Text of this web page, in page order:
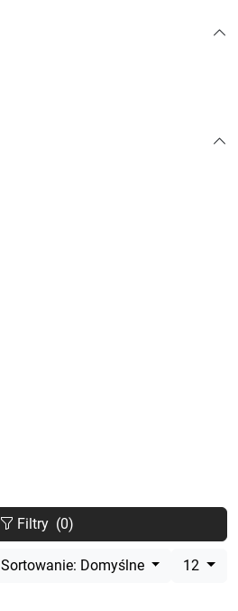
Filtry (0)
Sortowanie: Domyślne 12